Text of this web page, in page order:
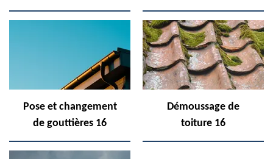
Pose et changement
de gouttières 16
Démoussage de
toiture 16